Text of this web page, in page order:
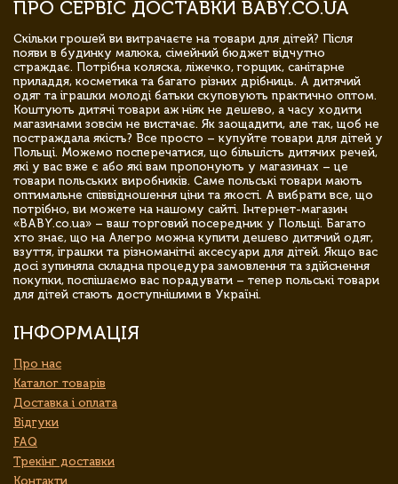
ПРО СЕРВІС ДОСТАВКИ BABY.CO.UA
Скільки грошей ви витрачаєте на товари для дітей? Після
появи в будинку малюка, сімейний бюджет відчутно
страждає. Потрібна коляска, ліжечко, горщик, санітарне
приладдя, косметика та багато різних дрібниць. А дитячий
одяг та іграшки молоді батьки скуповують практично оптом.
Коштують дитячі товари аж ніяк не дешево, а часу ходити
магазинами зовсім не вистачає. Як заощадити, але так, щоб не
постраждала якість? Все просто – купуйте товари для дітей у
Польщі. Можемо посперечатися, що більшість дитячих речей,
які у вас вже є або які вам пропонують у магазинах – це
товари польських виробників. Саме польські товари мають
оптимальне співвідношення ціни та якості. А вибрати все, що
потрібно, ви можете на нашому сайті. Інтернет-магазин
«BABY.co.ua» – ваш торговий посередник у Польщі. Багато
хто знає, що на Алегро можна купити дешево дитячий одяг,
взуття, іграшки та різноманітні аксесуари для дітей. Якщо вас
досі зупиняла складна процедура замовлення та здійснення
покупки, поспішаємо вас порадувати – тепер польські товари
для дітей стають доступнішими в Україні.
ІНФОРМАЦІЯ
Про нас
Каталог товарів
Доставка і оплата
Відгуки
FAQ
Трекінг доставки
Контакти